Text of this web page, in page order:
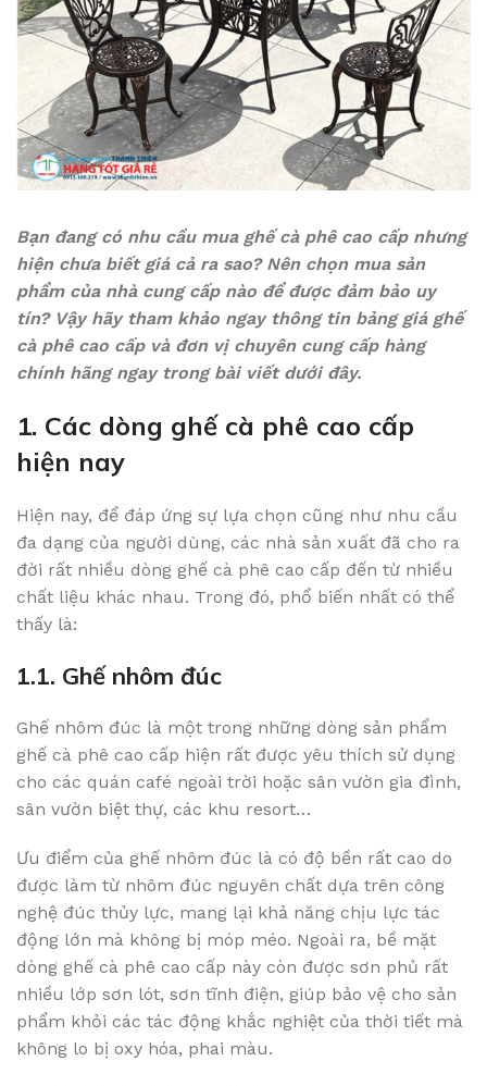
Bạn đang có nhu cầu mua ghế cà phê cao cấp nhưng
hiện chưa biết giá cả ra sao? Nên chọn mua sản
phẩm của nhà cung cấp nào để được đảm bảo uy
tín? Vậy hãy tham khảo ngay thông tin bảng giá ghế
cà phê cao cấp và đơn vị chuyên cung cấp hàng
chính hãng ngay trong bài viết dưới đây.
1. Các dòng ghế cà phê cao cấp
hiện nay
Hiện nay, để đáp ứng sự lựa chọn cũng như nhu cầu
đa dạng của người dùng, các nhà sản xuất đã cho ra
đời rất nhiều dòng ghế cà phê cao cấp đến từ nhiều
chất liệu khác nhau. Trong đó, phổ biến nhất có thể
thấy là:
1.1. Ghế nhôm đúc
Ghế nhôm đúc là một trong những dòng sản phẩm
ghế cà phê cao cấp hiện rất được yêu thích sử dụng
cho các quán café ngoài trời hoặc sân vườn gia đình,
sân vườn biệt thự, các khu resort…
Ưu điểm của ghế nhôm đúc là có độ bền rất cao do
được làm từ nhôm đúc nguyên chất dựa trên công
nghệ đúc thủy lực, mang lại khả năng chịu lực tác
động lớn mà không bị móp méo. Ngoài ra, bề mặt
dòng ghế cà phê cao cấp này còn được sơn phủ rất
nhiều lớp sơn lót, sơn tĩnh điện, giúp bảo vệ cho sản
phẩm khỏi các tác động khắc nghiệt của thời tiết mà
không lo bị oxy hóa, phai màu.